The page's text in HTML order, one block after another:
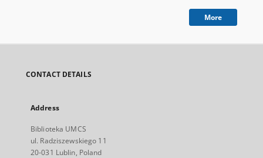
More
CONTACT DETAILS
Address
Biblioteka UMCS
ul. Radziszewskiego 11
20-031 Lublin, Poland